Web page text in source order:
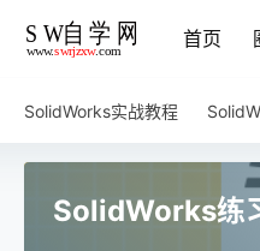
首页
SolidWorks实战教程
SolidWorks练